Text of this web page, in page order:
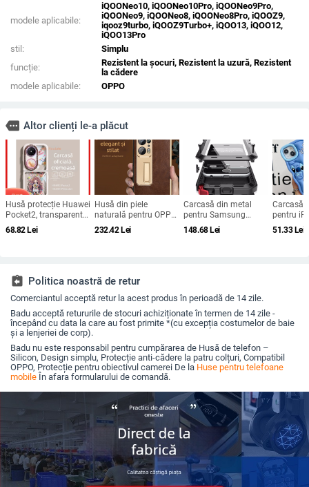
modele aplicabile:
iQOONeo10, iQOONeo10Pro, iQOONeo9Pro,
iQOONeo9, iQOONeo8, iQOONeo8Pro, iQOOZ9,
iqooz9turbo, iQOOZ9Turbo+, iQOO13, iQOO12,
iQOO13Pro
stil:
Simplu
funcție:
Rezistent la șocuri, Rezistent la uzură, Rezistent
la cădere
modele aplicabile:
OPPO
more Altor clienți le-a plăcut
Husă protecție Huawei
Pocket2, transparentă,
acoperire completă
pentru P50 Pocket,
68.82Lei
Husă din piele
naturală pentru OPPO
Find N2, cu protecție a
obiectivului, suport
232.42Lei
Carcasă din metal
pentru Samsung
Galaxy S24/S23/S25
Ultra, spate, prelucrată,
148.68Lei
Carcasă
pentru
design
protecție
51.33Lei
assignment_return Politica noastră de retur
Comerciantul acceptă retur la acest produs în perioadă de 14 zile.
Badu acceptă retururile de stocuri achiziționate în termen de 14 zile -
începând cu data la care au fost primite *(cu excepția costumelor de baie
și a lenjeriei de corp).
Badu nu este responsabil pentru cumpărarea de Husă de telefon –
Silicon, Design simplu, Protecție anti-cădere la patru colțuri, Compatibil
OPPO, Protecție pentru obiectivul camerei De la Huse pentru telefoane
mobile În afara formularului de comandă.